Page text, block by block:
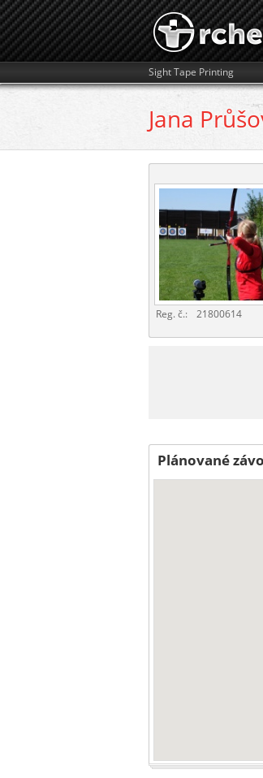
Sight Tape Printing
Jana
Reg. č.: 21800614
Plánované